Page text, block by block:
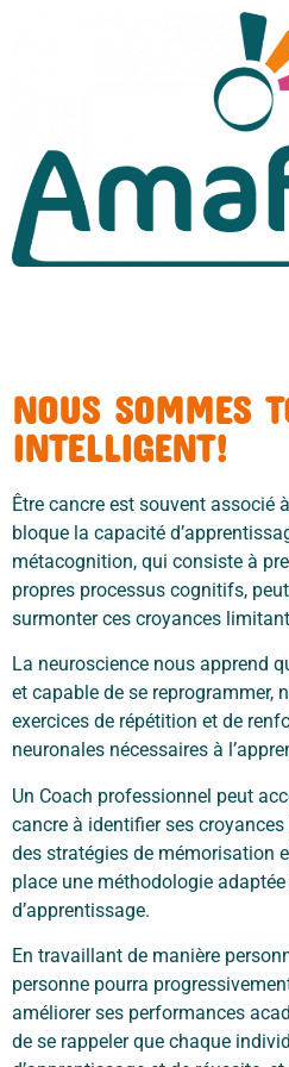
NOUS SOMMES
INTELLIGENT!
Être cancre est souvent associé
bloque la capacité
métacognition, qui consiste à
propres processus cognitifs,
surmonter ces croyances
La neuroscience nous apprend
et capable de se reprogrammer,
exercices de répétition et de
neuronales nécessaires à
Un Coach professionnel peut
cancre à identifier ses
des stratégies de mémorisation
place une méthodologie
d’apprentissage.
En travaillant de manière
personne pourra
améliorer ses performances
de se rappeler que chaque